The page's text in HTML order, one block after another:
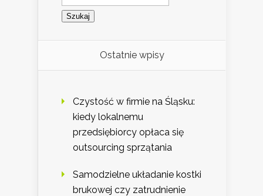
Ostatnie wpisy
Czystość w firmie na Śląsku:
kiedy lokalnemu
przedsiębiorcy opłaca się
outsourcing sprzątania
Samodzielne układanie kostki
brukowej czy zatrudnienie